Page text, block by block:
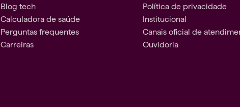
Blog tech
Calculadora de saúde
Perguntas frequentes
Carreiras
Política de privacidade
Institucional
Canais oficial de
Ouvidoria